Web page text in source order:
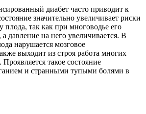
диабет часто приводит к
значительно увеличивает риски
плода, так как при многоводье его
давление на него увеличивается. В
нарушается мозговое
выходит из строя работа многих
такое состояние
и странными тупыми болями в